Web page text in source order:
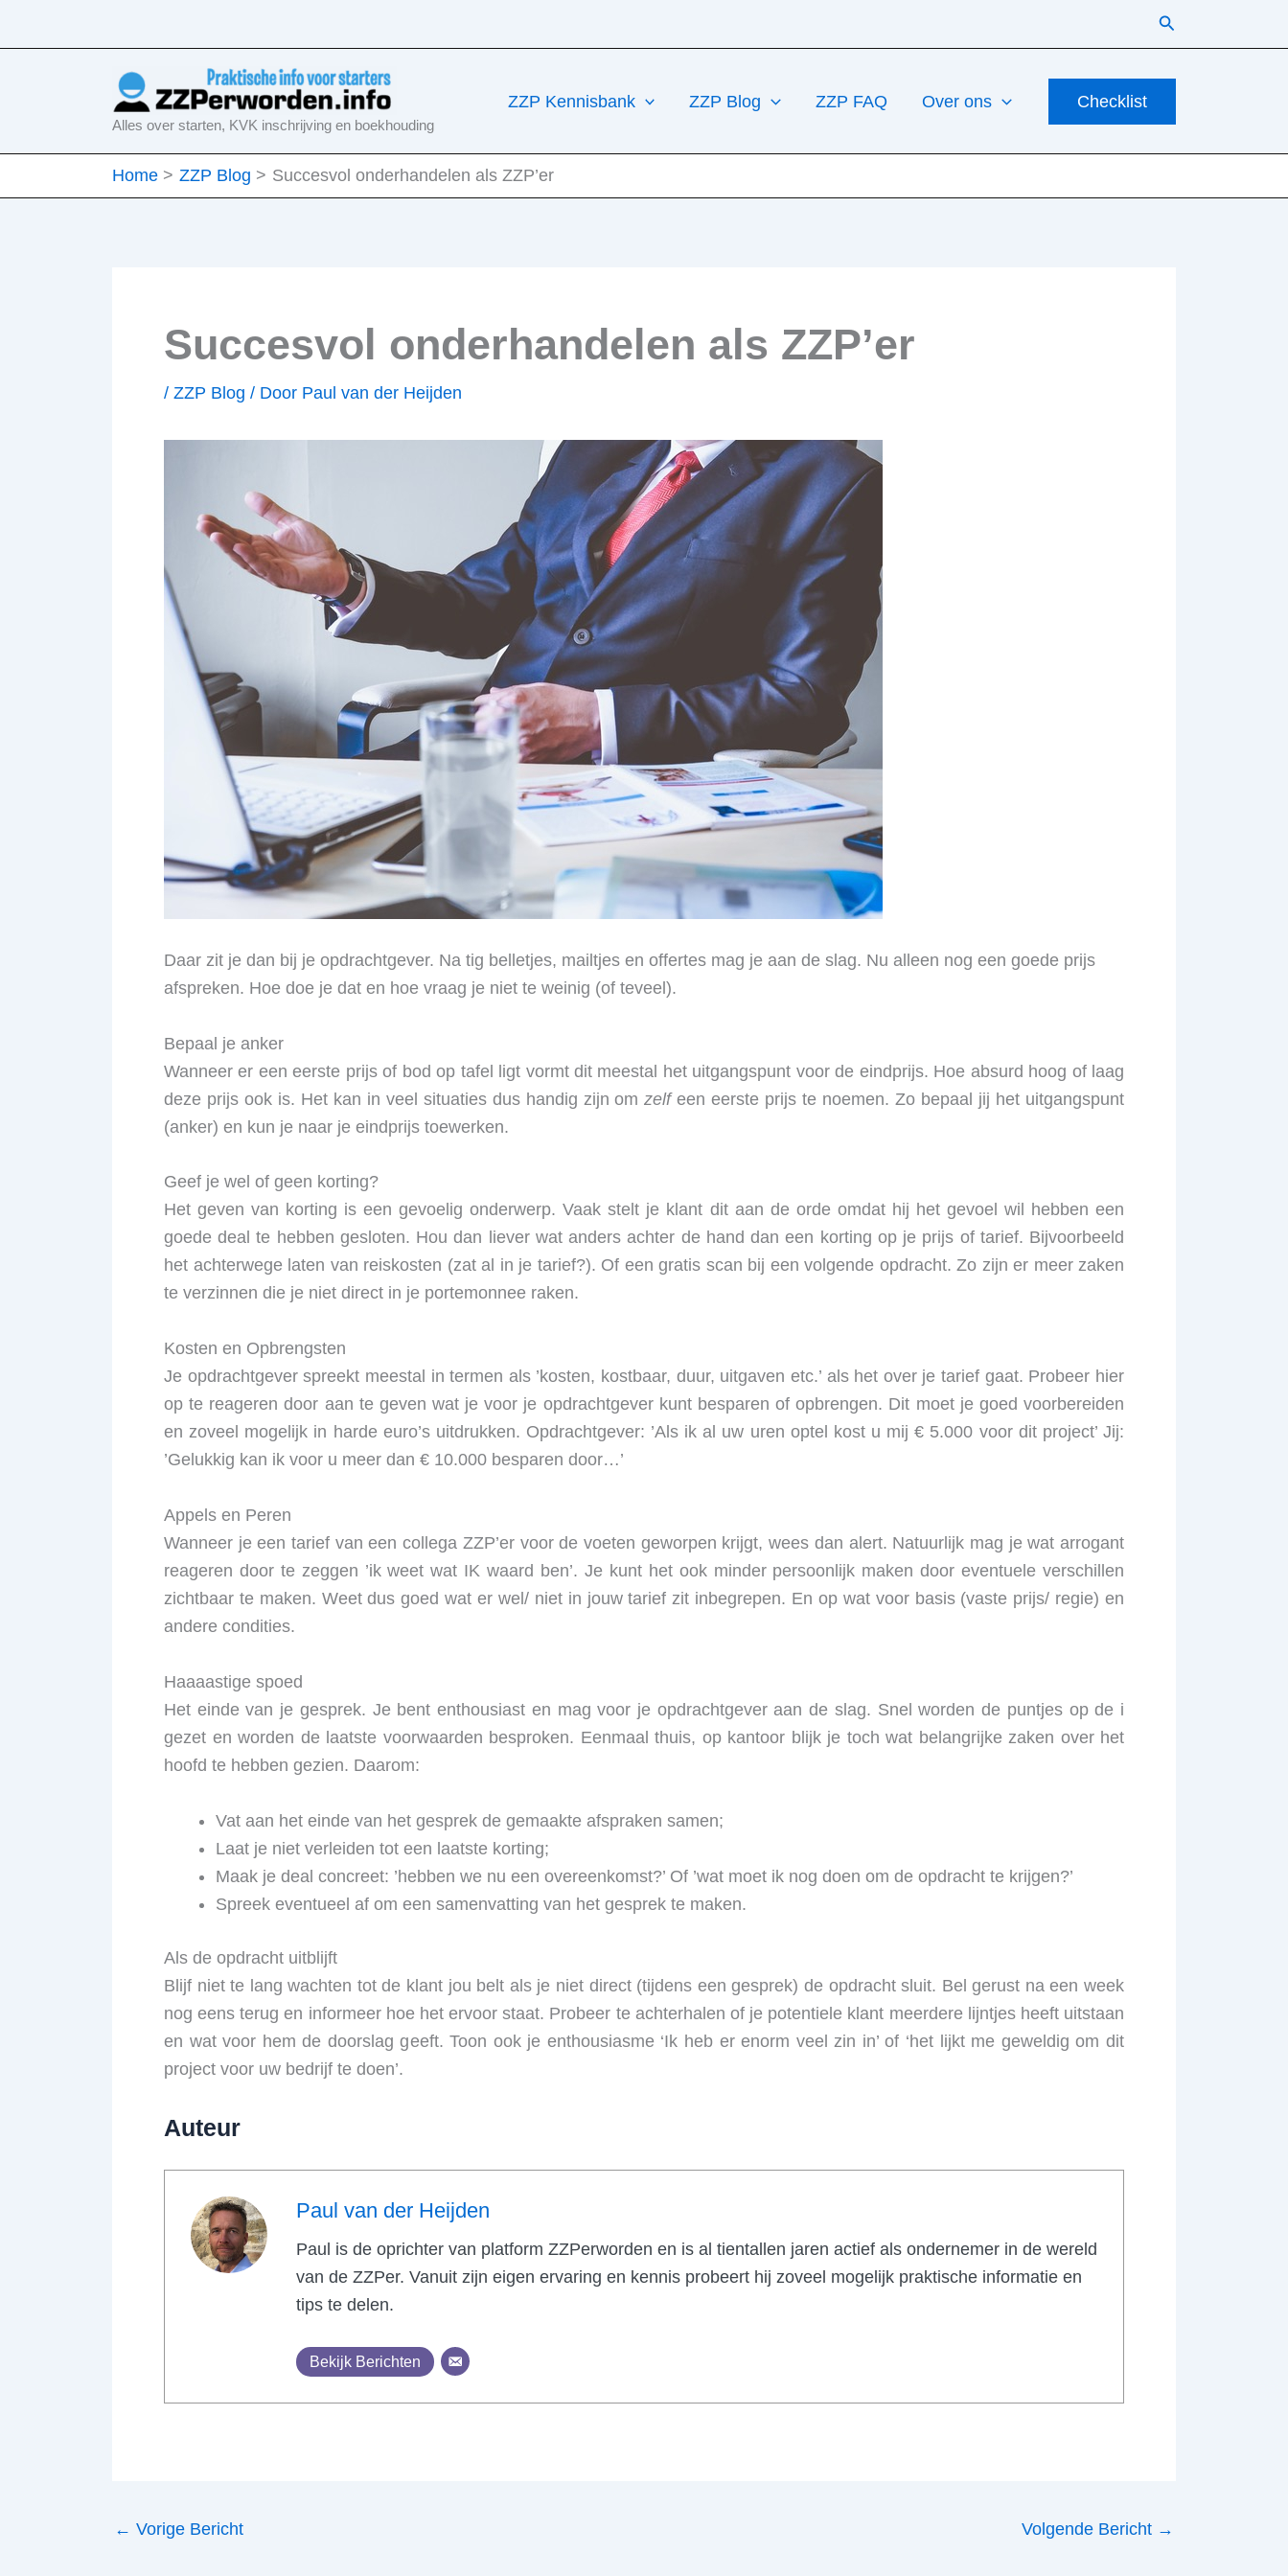
Zoeken
Alles over starten, KVK inschrijving en boekhouding
ZZP Kennisbank ZZP Blog ZZP FAQ Over ons Checklist
Home ZZP Blog Succesvol onderhandelen als ZZP’er
Succesvol onderhandelen als ZZP’er
/ ZZP Blog / Door Paul van der Heijden
Daar zit je dan bij je opdrachtgever. Na tig belletjes, mailtjes en offertes mag je aan de slag. Nu alleen nog een goede prijs
afspreken. Hoe doe je dat en hoe vraag je niet te weinig (of teveel).
Bepaal je anker
Wanneer er een eerste prijs of bod op tafel ligt vormt dit meestal het uitgangspunt voor de eindprijs. Hoe absurd hoog of laag
deze prijs ook is. Het kan in veel situaties dus handig zijn omzelfeen eerste prijs te noemen. Zo bepaal jij het uitgangspunt
(anker) en kun je naar je eindprijs toewerken.
Geef je wel of geen korting?
Het geven van korting is een gevoelig onderwerp. Vaak stelt je klant dit aan de orde omdat hij het gevoel wil hebben een
goede deal te hebben gesloten. Hou dan liever wat anders achter de hand dan een korting op je prijs of tarief. Bijvoorbeeld
het achterwege laten van reiskosten (zat al in je tarief?). Of een gratis scan bij een volgende opdracht. Zo zijn er meer zaken
te verzinnen die je niet direct in je portemonnee raken.
Kosten en Opbrengsten
Je opdrachtgever spreekt meestal in termen als ’kosten, kostbaar, duur, uitgaven etc.’ als het over je tarief gaat. Probeer hier
op te reageren door aan te geven wat je voor je opdrachtgever kunt besparen of opbrengen. Dit moet je goed voorbereiden
en zoveel mogelijk in harde euro’s uitdrukken. Opdrachtgever: ’Als ik al uw uren optel kost u mij € 5.000 voor dit project’ Jij:
’Gelukkig kan ik voor u meer dan € 10.000 besparen door…’
Appels en Peren
Wanneer je een tarief van een collega ZZP’er voor de voeten geworpen krijgt, wees dan alert. Natuurlijk mag je wat arrogant
reageren door te zeggen ’ik weet wat IK waard ben’. Je kunt het ook minder persoonlijk maken door eventuele verschillen
zichtbaar te maken. Weet dus goed wat er wel/ niet in jouw tarief zit inbegrepen. En op wat voor basis (vaste prijs/ regie) en
andere condities.
Haaaastige spoed
Het einde van je gesprek. Je bent enthousiast en mag voor je opdrachtgever aan de slag. Snel worden de puntjes op de i
gezet en worden de laatste voorwaarden besproken. Eenmaal thuis, op kantoor blijk je toch wat belangrijke zaken over het
hoofd te hebben gezien. Daarom:
Vat aan het einde van het gesprek de gemaakte afspraken samen;
Laat je niet verleiden tot een laatste korting;
Maak je deal concreet: ’hebben we nu een overeenkomst?’ Of ’wat moet ik nog doen om de opdracht te krijgen?’
Spreek eventueel af om een samenvatting van het gesprek te maken.
Als de opdracht uitblijft
Blijf niet te lang wachten tot de klant jou belt als je niet direct (tijdens een gesprek) de opdracht sluit. Bel gerust na een week
nog eens terug en informeer hoe het ervoor staat. Probeer te achterhalen of je potentiele klant meerdere lijntjes heeft uitstaan
en wat voor hem de doorslag geeft. Toon ook je enthousiasme ‘Ik heb er enorm veel zin in’ of ‘het lijkt me geweldig om dit
project voor uw bedrijf te doen’.
Auteur
Paul van der Heijden
Paul is de oprichter van platform ZZPerworden en is al tientallen jaren actief als ondernemer in de wereld
van de ZZPer. Vanuit zijn eigen ervaring en kennis probeert hij zoveel mogelijk praktische informatie en
tips te delen.
Bekijk Berichten
← Vorige Bericht Volgende Bericht →